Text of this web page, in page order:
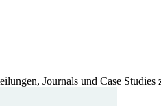
Journals und Case Studies